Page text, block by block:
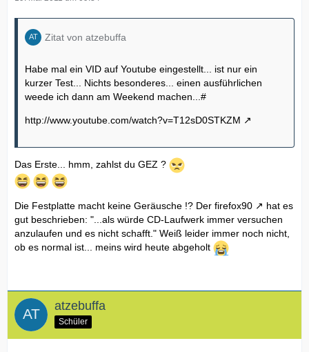
Zitat von atzebuffa
Habe mal ein VID auf Youtube eingestellt... ist nur ein
kurzer Test... Nichts besonderes... einen ausführlichen
weede ich dann am Weekend machen...#
http://www.youtube.com/watch?v=T12sD0STKZM
Das Erste... hmm, zahlst du GEZ ?
Die Festplatte macht keine Geräusche !? Der firefox90
hat es
gut beschrieben: "...als würde CD-Laufwerk immer versuchen
anzulaufen und es nicht schafft." Weiß leider immer noch nicht,
ob es normal ist... meins wird heute abgeholt
atzebuffa
Schüler